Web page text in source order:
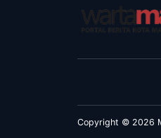
Copyright © 2026